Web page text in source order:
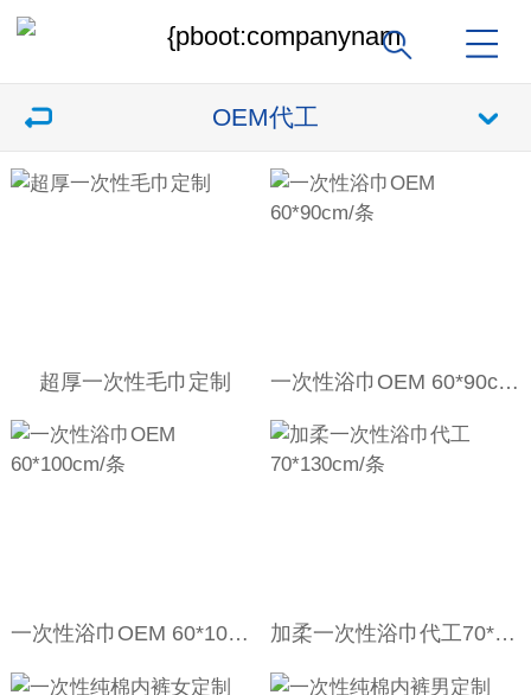
OEM代工
超厚一次性毛巾定制 一次性浴巾OEM 60*90cm/条
一次性浴巾OEM 60*100cm/条 加柔一次性浴巾代工70*130cm/条